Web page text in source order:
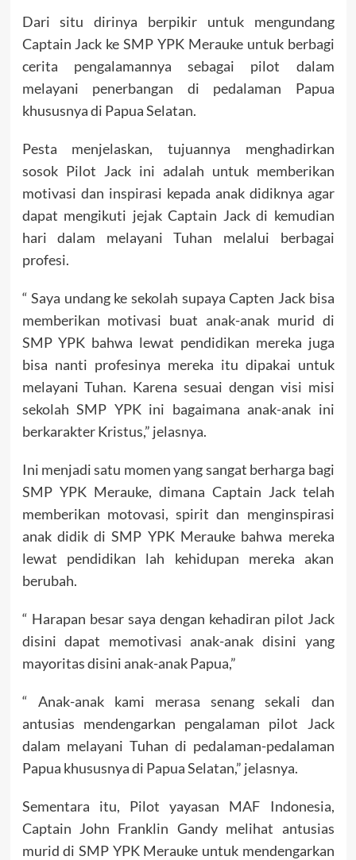
Dari situ dirinya berpikir untuk mengundang
Captain Jack ke SMP YPK Merauke untuk berbagi
cerita pengalamannya sebagai pilot dalam
melayani penerbangan di pedalaman Papua
khususnya di Papua Selatan.
Pesta menjelaskan, tujuannya menghadirkan
sosok Pilot Jack ini adalah untuk memberikan
motivasi dan inspirasi kepada anak didiknya agar
dapat mengikuti jejak Captain Jack di kemudian
hari dalam melayani Tuhan melalui berbagai
profesi.
“ Saya undang ke sekolah supaya Capten Jack bisa
memberikan motivasi buat anak-anak murid di
SMP YPK bahwa lewat pendidikan mereka juga
bisa nanti profesinya mereka itu dipakai untuk
melayani Tuhan. Karena sesuai dengan visi misi
sekolah SMP YPK ini bagaimana anak-anak ini
berkarakter Kristus,” jelasnya.
Ini menjadi satu momen yang sangat berharga bagi
SMP YPK Merauke, dimana Captain Jack telah
memberikan motovasi, spirit dan menginspirasi
anak didik di SMP YPK Merauke bahwa mereka
lewat pendidikan lah kehidupan mereka akan
berubah.
“ Harapan besar saya dengan kehadiran pilot Jack
disini dapat memotivasi anak-anak disini yang
mayoritas disini anak-anak Papua,”
“ Anak-anak kami merasa senang sekali dan
antusias mendengarkan pengalaman pilot Jack
dalam melayani Tuhan di pedalaman-pedalaman
Papua khususnya di Papua Selatan,” jelasnya.
Sementara itu, Pilot yayasan MAF Indonesia,
Captain John Franklin Gandy melihat antusias
murid di SMP YPK Merauke untuk mendengarkan